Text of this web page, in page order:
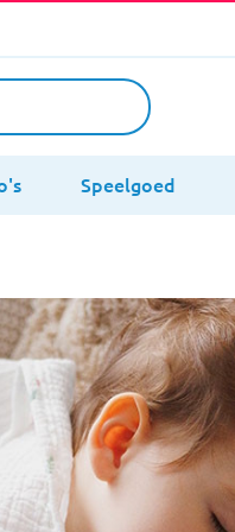
Speelgoed